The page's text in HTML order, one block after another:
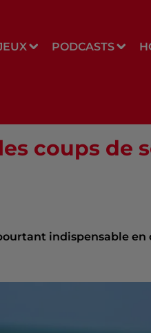
PODCASTS
coups de
indispensable